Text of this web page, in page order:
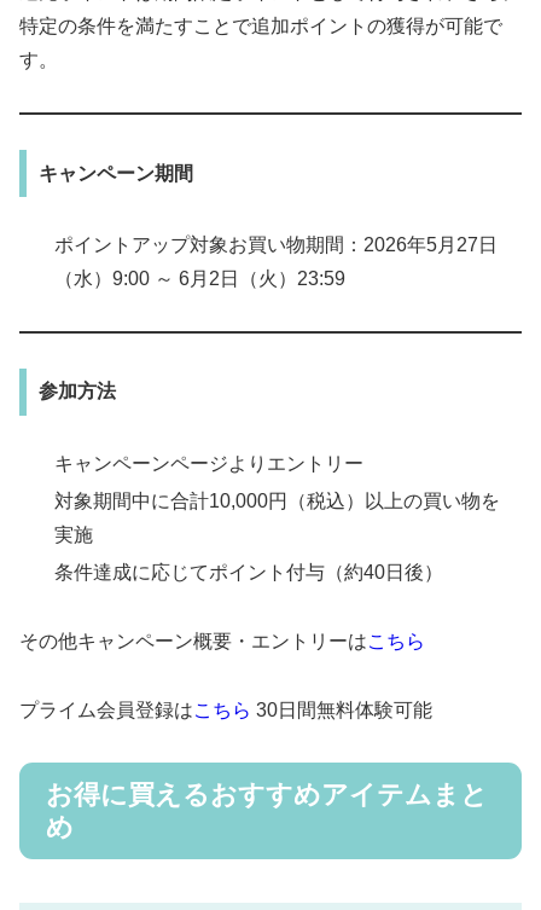
特定の条件を満たすことで追加ポイントの獲得が可能で
す。
キャンペーン期間
ポイントアップ対象お買い物期間：2026年5月27日
（水）9:00 ～ 6月2日（火）23:59
参加方法
キャンペーンページよりエントリー
対象期間中に合計10,000円（税込）以上の買い物を
実施
条件達成に応じてポイント付与（約40日後）
その他キャンペーン概要・エントリーはこちら
プライム会員登録はこちら 30日間無料体験可能
お得に買えるおすすめアイテムまと
め